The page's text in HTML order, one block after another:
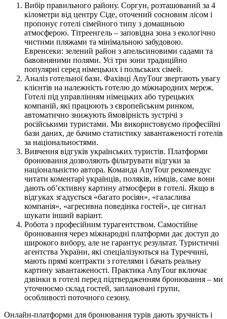
Вибір правильного району. Соргун, розташований за 4
кілометри від центру Сіде, оточений сосновим лісом і
пропонує готелі сімейного типу з домашньою
атмосферою. Тітреенгель – заповідна зона з екологічно
чистими пляжами та мінімальною забудовою.
Евренсеки: зелений район з апельсиновими садами та
бавовняними полями. Усі три зони традиційно
популярні серед німецьких і польських сімей.
Аналіз готельної бази. Фахівці AnyTour звертають увагу
клієнтів на належність готелю до міжнародних мереж.
Готелі під управлінням німецьких або турецьких
компаній, які працюють з європейським ринком,
автоматично знижують ймовірність зустрічі з
російськими туристами. Ми використовуємо професійні
бази даних, де бачимо статистику завантаженості готелів
за національностями.
Вивчення відгуків українських туристів. Платформи
бронювання дозволяють фільтрувати відгуки за
національністю автора. Команда AnyTour рекомендує
читати коментарі українців, поляків, німців, саме вони
дають об’єктивну картину атмосфери в готелі. Якщо в
відгуках згадується «багато росіян», «галаслива
компанія», «агресивна поведінка гостей», це сигнал
шукати інший варіант.
Робота з професійним турагентством. Самостійне
бронювання через міжнародні платформи дає доступ до
широкого вибору, але не гарантує результат. Туристичні
агентства України, які спеціалізуються на Туреччині,
мають прямі контракти з готелями і бачать реальну
картину завантаженості. Практика AnyTour включає
дзвінки в готелі перед підтвердженням бронювання – ми
уточнюємо склад гостей, заплановані групи,
особливості поточного сезону.
Онлайн-платформи для бронювання турів дають зручність і